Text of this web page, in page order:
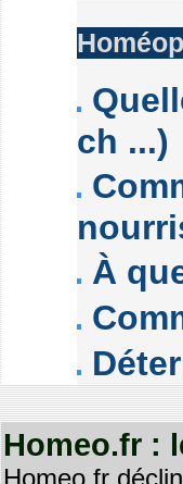
ch ...)
À
Homeo.fr :
Homeo.fr